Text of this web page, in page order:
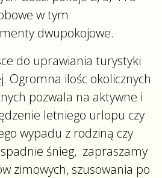
w tym
dwupokojowe.
do uprawiania turystyki
Ogromna ilośc okolicznych
pozwala na aktywne i
letniego urlopu czy
wypadu z rodziną czy
śnieg, zapraszamy
zimowych, szusowania po